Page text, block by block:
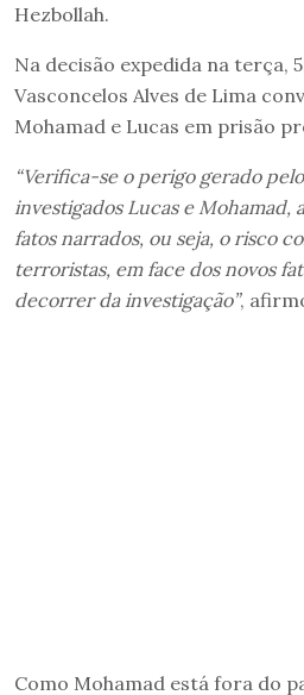
Hezbollah.
Na decisão expedida na terça,
Vasconcelos Alves de Lima
Mohamad e Lucas em prisão
“Verifica-se o perigo gerado
investigados Lucas e Mohamad,
fatos narrados, ou seja, o risco
terroristas, em face dos novos
decorrer da investigação”,
Como Mohamad está fora do